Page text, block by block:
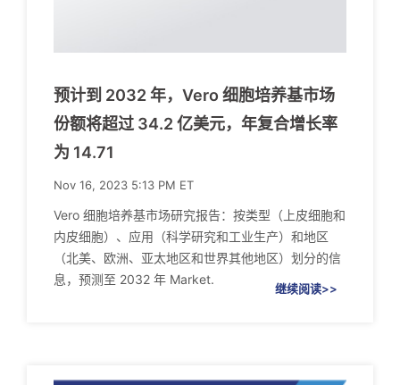
预计到 2032 年，Vero 细胞培养基市场
份额将超过 34.2 亿美元，年复合增长率
为 14.71
Nov 16, 2023 5:13 PM ET
Vero 细胞培养基市场研究报告：按类型（上皮细胞和
内皮细胞）、应用（科学研究和工业生产）和地区
（北美、欧洲、亚太地区和世界其他地区）划分的信
息，预测至 2032 年 Market.
继续阅读>>